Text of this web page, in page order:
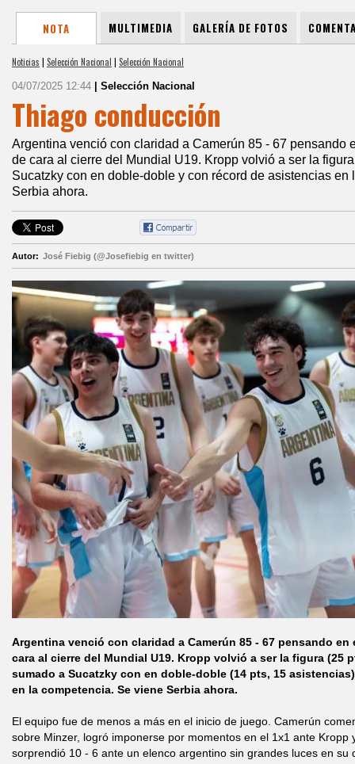
NOTA MULTIMEDIA GALERÍA DE FOTOS
Noticias | Selección Nacional | Selección Nacional
04/07/2025 12:44 | Selección Nacional
Thiago conducción
Argentina venció con claridad a Camerún 85 - 67 pensando
de cara al cierre del Mundial U19. Kropp volvió a ser la
Sucatzky con en doble-doble y con récord de asistencias en
Serbia ahora.
Autor: José Fiebig (@Josefiebig en twitter)
Argentina venció con claridad a Camerún 85 - 67 pensando
cara al cierre del Mundial U19. Kropp volvió a ser la figura (25
sumado a Sucatzky con en doble-doble (14 pts, 15
en la competencia. Se viene Serbia ahora.
El equipo fue de menos a más en el inicio de juego. Camerún
sobre Minzer, logró imponerse por momentos en el 1x1 ante Kropp
sorprendió 10 - 6 ante un elenco argentino sin grandes luces en su